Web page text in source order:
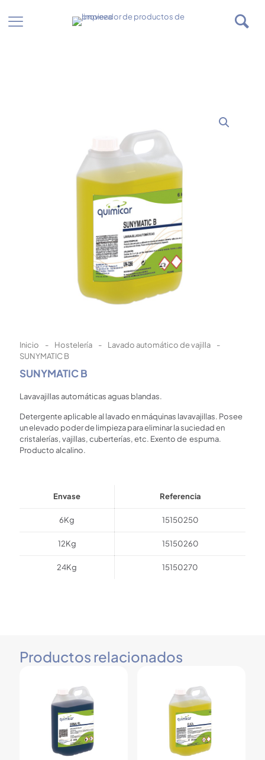
Inicio - Hostelería - Lavado automático de vajilla
-
SUNYMATIC B
SUNYMATIC B
Lavavajillas automáticas aguas blandas.
Detergente aplicable al lavado en máquinas lavavajillas. Posee
un elevado poder de limpieza para eliminar la suciedad en
cristalerías, vajillas, cuberterías, etc. Exento de espuma.
Producto alcalino.
Envase Referencia
6Kg 15150250
12Kg 15150260
24Kg 15150270
Productos relacionados